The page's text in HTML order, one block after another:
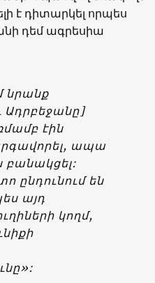
է դիտարկել որպես
դեմ ագրեսիա
նրանք
Ադրբեջանը]
էին
ապա
բանակցել:
ընդունում են
այդ
կողմ,